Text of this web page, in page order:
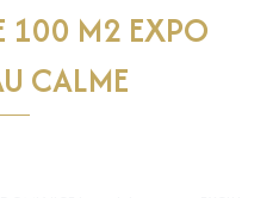
100 M2 EXPO
CALME